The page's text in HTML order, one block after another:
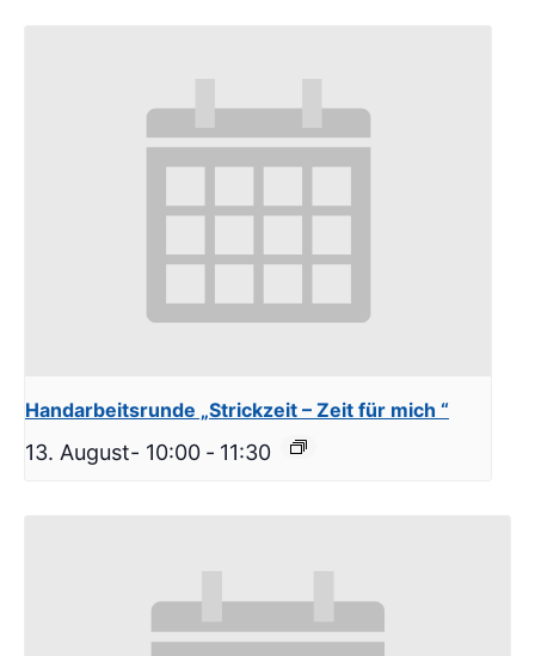
Handarbeitsrunde „Strickzeit – Zeit für mich “
13. August- 10:00 - 11:30